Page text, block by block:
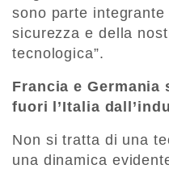
sono parte
sicurezza e della
tecnologica”.
Francia e Germania
fuori l’Italia
Non si tratta di una
una dinamica